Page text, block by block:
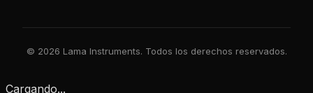
© 2026 Lama Instruments. Todos los derechos reservados.
Cargando...